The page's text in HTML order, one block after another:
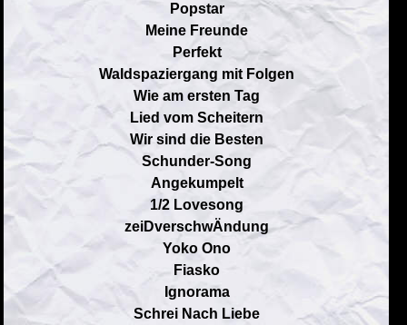
Popstar
Meine Freunde
Perfekt
Waldspaziergang mit Folgen
Wie am ersten Tag
Lied vom Scheitern
Wir sind die Besten
Schunder-Song
Angekumpelt
1/2 Lovesong
zeiDverschwÄndung
Yoko Ono
Fiasko
Ignorama
Schrei Nach Liebe